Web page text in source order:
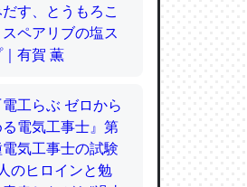
る新仮説